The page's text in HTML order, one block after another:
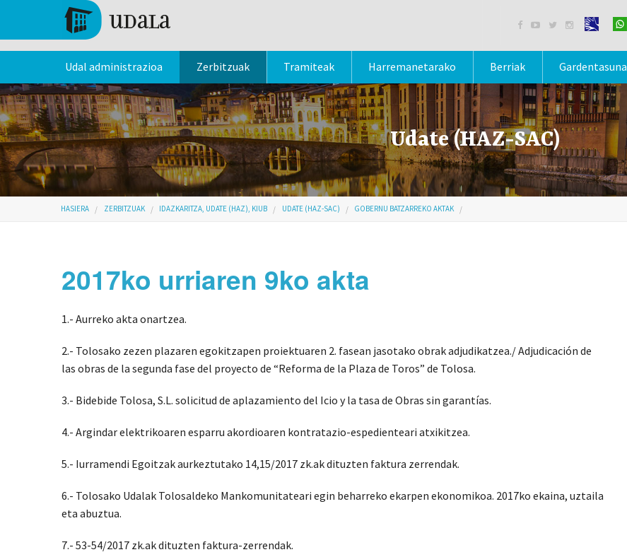
Skip to main content
   
Udal administrazioa Zerbitzuak Tramiteak Harremanetarako Berriak Gardentasuna
Udate (HAZ-SAC)
Hemen zaude
HASIERA ZERBITZUAK IDAZKARITZA, UDATE (HAZ), KIUB UDATE (HAZ-SAC) GOBERNU BATZARREKO AKTAK
2017ko urriaren 9ko akta
1.- Aurreko akta onartzea.
2.- Tolosako zezen plazaren egokitzapen proiektuaren 2. fasean jasotako obrak adjudikatzea./ Adjudicación de
las obras de la segunda fase del proyecto de “Reforma de la Plaza de Toros” de Tolosa.
3.- Bidebide Tolosa, S.L. solicitud de aplazamiento del Icio y la tasa de Obras sin garantías.
4.- Argindar elektrikoaren esparru akordioaren kontratazio-espedienteari atxikitzea.
5.- Iurramendi Egoitzak aurkeztutako 14,15/2017 zk.ak dituzten faktura zerrendak.
6.- Tolosako Udalak Tolosaldeko Mankomunitateari egin beharreko ekarpen ekonomikoa. 2017ko ekaina, uztaila
eta abuztua.
7.- 53-54/2017 zk.ak dituzten faktura-zerrendak.